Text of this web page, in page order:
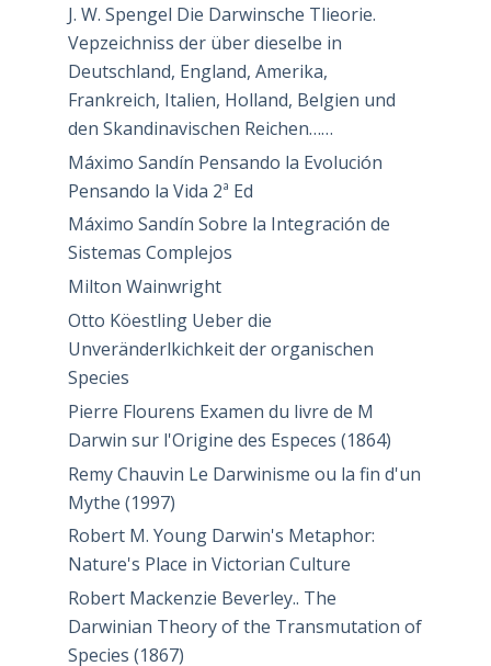
J. W. Spengel Die Darwinsche Tlieorie.
Vepzeichniss der über dieselbe in
Deutschland, England, Amerika,
Frankreich, Italien, Holland, Belgien und
den Skandinavischen Reichen……
Máximo Sandín Pensando la Evolución
Pensando la Vida 2ª Ed
Máximo Sandín Sobre la Integración de
Sistemas Complejos
Milton Wainwright
Otto Köestling Ueber die
Unveränderlkichkeit der organischen
Species
Pierre Flourens Examen du livre de M
Darwin sur l'Origine des Especes (1864)
Remy Chauvin Le Darwinisme ou la fin d'un
Mythe (1997)
Robert M. Young Darwin's Metaphor:
Nature's Place in Victorian Culture
Robert Mackenzie Beverley.. The
Darwinian Theory of the Transmutation of
Species (1867)